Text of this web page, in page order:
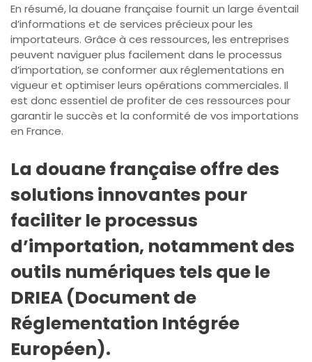
En résumé, la douane française fournit un large éventail
d’informations et de services précieux pour les
importateurs. Grâce à ces ressources, les entreprises
peuvent naviguer plus facilement dans le processus
d’importation, se conformer aux réglementations en
vigueur et optimiser leurs opérations commerciales. Il
est donc essentiel de profiter de ces ressources pour
garantir le succès et la conformité de vos importations
en France.
La douane française offre des
solutions innovantes pour
faciliter le processus
d’importation, notamment des
outils numériques tels que le
DRIEA (Document de
Réglementation Intégrée
Européen).